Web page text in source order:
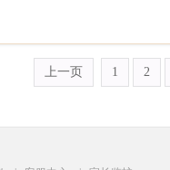
上一页 1 2